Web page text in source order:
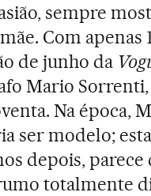
sempre
Com apenas
de junho da
Mario
Na época,
ser modelo;
depois, parece
totalmente